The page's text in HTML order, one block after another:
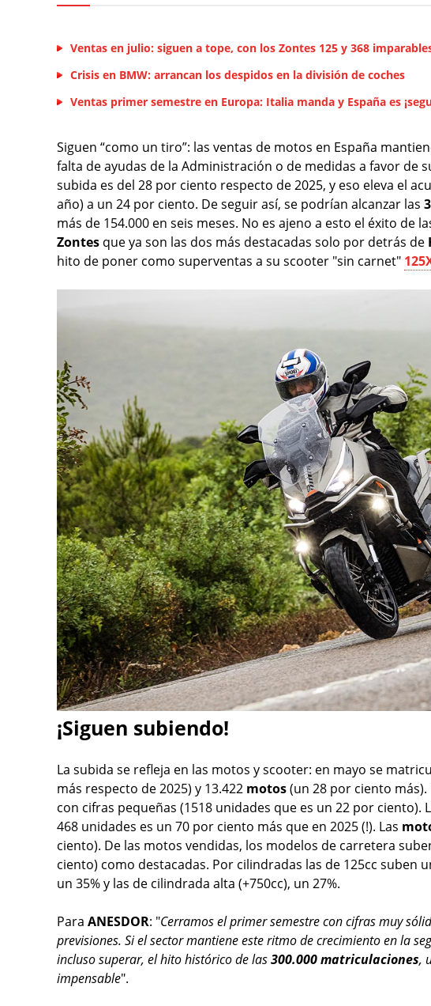
Ventas en julio: siguen a tope, con los Zontes 125 y 368
Crisis en BMW: arrancan los despidos en la división de coches
Ventas primer semestre en Europa: Italia manda y España es
Siguen “como un tiro”: las ventas de motos en España
falta de ayudas de la Administración o de medidas a favor de
subida es del 28 por ciento respecto de 2025, y eso eleva el
año) a un 24 por ciento. De seguir así, se podrían alcanzar las
más de 154.000 en seis meses. No es ajeno a esto el éxito de
Zontes que ya son las dos más destacadas solo por detrás de
hito de poner como superventas a su scooter "sin carnet"
¡Siguen subiendo!
La subida se refleja en las motos y scooter: en mayo se
más respecto de 2025) y 13.422 motos(un 28 por ciento más).
con cifras pequeñas (1518 unidades que es un 22 por ciento).
468 unidades es un 70 por ciento más que en 2025 (!). Las
ciento). De las motos vendidas, los modelos de carretera
ciento) como destacadas. Por cilindradas las de 125cc suben
un 35% y las de cilindrada alta (+750cc), un 27%.
Para ANESDOR: "Cerramos el primer semestre con cifras muy
previsiones. Si el sector mantiene este ritmo de crecimiento en la
incluso superar, el hito histórico de las300.000 matriculaciones,
impensable".